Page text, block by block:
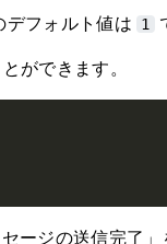
デフォルト値は 1
ができます。
ージの送信完了」